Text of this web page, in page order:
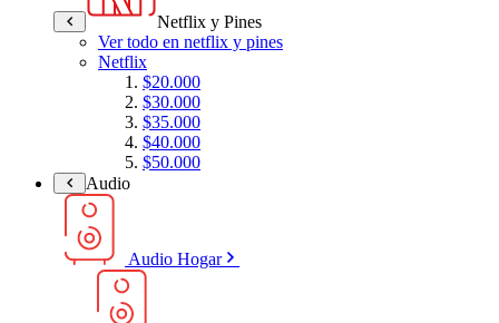
Netflix y Pines
Ver todo en netflix y pines
Netflix
$20.000
$30.000
$35.000
$40.000
$50.000
Audio
Audio Hogar